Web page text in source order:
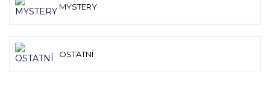
MYSTERY
OSTATNÍ